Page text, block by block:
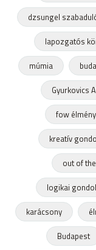
dzsungel
lapozgatós
múmia
Gyurkovics
fow élmény
kreatív
out of
logikai
karácsony
Budapest